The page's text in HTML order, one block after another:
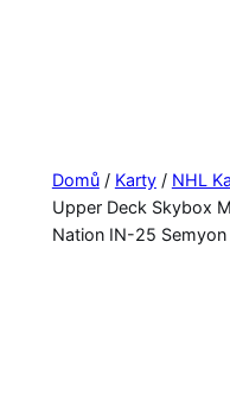
Domů/ Karty/ NHL
Upper Deck Skybox
Nation IN-25